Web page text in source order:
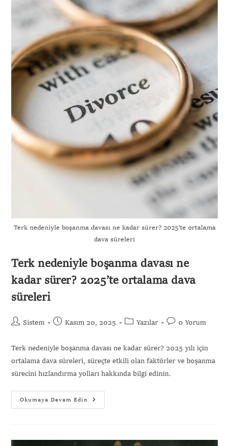
Terk nedeniyle boşanma davası ne kadar sürer? 2025’te ortalama
dava süreleri
Terk nedeniyle boşanma davası ne
kadar sürer? 2025’te ortalama dava
süreleri
Sistem Kasım 20, 2025 Yazılar 0 Yorum
Terk nedeniyle boşanma davası ne kadar sürer? 2025 yılı için
ortalama dava süreleri, süreçte etkili olan faktörler ve boşanma
sürecini hızlandırma yolları hakkında bilgi edinin.
Okumaya Devam Edin